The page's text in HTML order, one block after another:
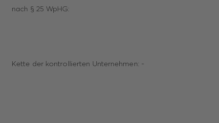
nach § 25 WpHG:
Kette der kontrollierten Unternehmen: -